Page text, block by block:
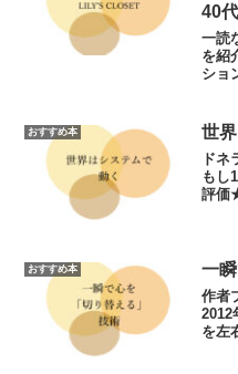
40
ク
一読
を紹
ショ
個の
ッシ
おすすめ本 世
ド
もし
評
いま
おすすめ本 一
作
2012
を左